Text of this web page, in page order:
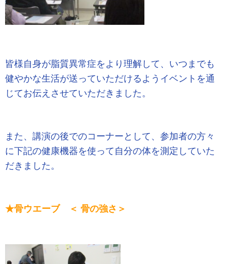
皆様自身が脂質異常症をより理解して、いつまでも
健やかな生活が送っていただけるようイベントを通
じてお伝えさせていただきました。
また、講演の後でのコーナーとして、参加者の方々
に下記の健康機器を使って自分の体を測定していた
だきました。
★骨ウエーブ ＜ 骨の強さ＞